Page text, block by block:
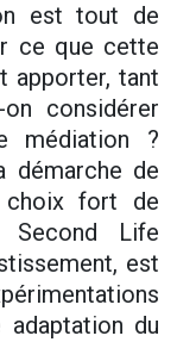
est tout de
ce que cette
apporter, tant
considérer
médiation ?
démarche de
choix fort de
Life
est
du